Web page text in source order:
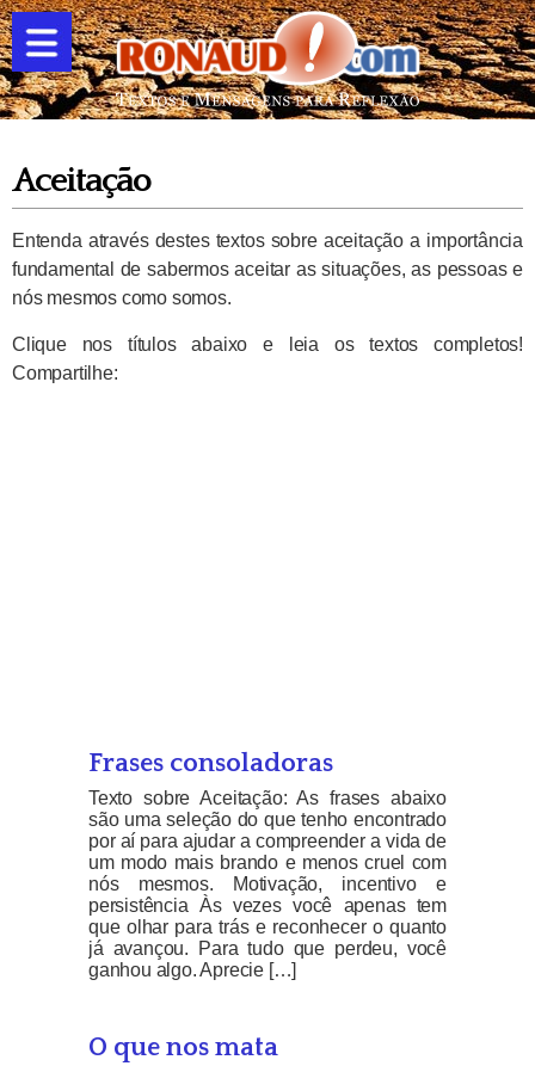
Aceitação
Entenda através destes textos sobre aceitação a importância
fundamental de sabermos aceitar as situações, as pessoas e
nós mesmos como somos.
Clique nos títulos abaixo e leia os textos completos!
Compartilhe:
Frases consoladoras
Texto sobre Aceitação: As frases abaixo
são uma seleção do que tenho encontrado
por aí para ajudar a compreender a vida de
um modo mais brando e menos cruel com
nós mesmos. Motivação, incentivo e
persistência Às vezes você apenas tem
que olhar para trás e reconhecer o quanto
já avançou. Para tudo que perdeu, você
ganhou algo. Aprecie […]
O que nos mata